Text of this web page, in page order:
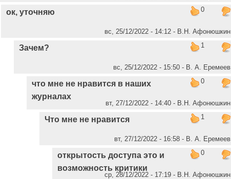
0
ок, уточняю
вс, 25/12/2022 - 14:12 - В.Н. Афонюшкин
1
Зачем?
вс, 25/12/2022 - 15:50 - В. А. Еремеев
0
что мне не нравится в наших
журналах
вт, 27/12/2022 - 14:40 - В.Н. Афонюшкин
1
Что мне не нравится
вт, 27/12/2022 - 16:58 - В. А. Еремеев
0
открытость доступа это и
возможность критики
ср, 28/12/2022 - 17:19 - В.Н. Афонюшкин